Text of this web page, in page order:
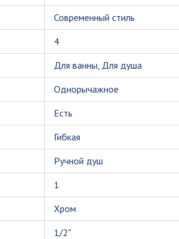
Современный стиль
4
Для ванны, Для душа
Однорычажное
Есть
Гибкая
Ручной душ
1
Хром
1/2"